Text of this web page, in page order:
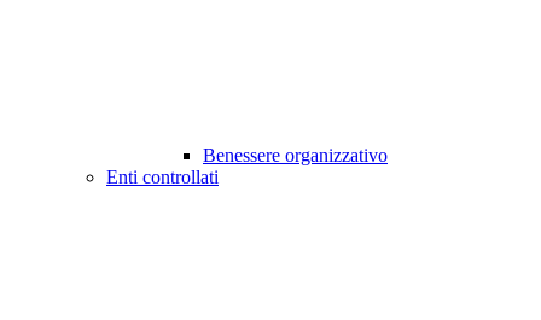
Benessere organizzativo
Enti controllati